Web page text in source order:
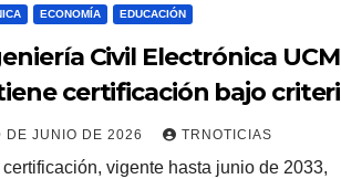
ECONOMÍA EDUCACIÓN
Civil Electrónica UCM
certificación bajo
de calidad por
años
DE JUNIO DE 2026 TRNOTICIAS
certificación, vigente hasta junio de 2033,